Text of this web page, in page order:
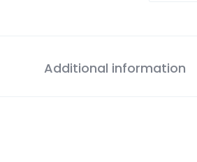
Additional information